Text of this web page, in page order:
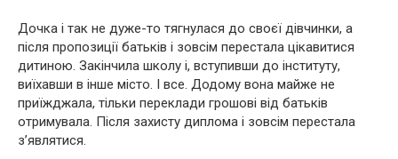
Дочка і так не дуже-то тягнулася до своєї дівчинки, а
після пропозиції батьків і зовсім перестала цікавитися
дитиною. Закінчила школу і, вступивши до інституту,
виїхавши в інше місто. І все. Додому вона майже не
приїжджала, тільки переклади грошові від батьків
отримувала. Після захисту диплома і зовсім перестала
з’являтися.